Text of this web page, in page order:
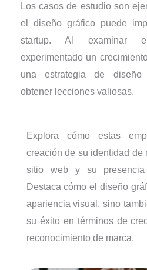
Los casos de estudio son
el diseño gráfico puede
startup. Al examinar
experimentado un
una estrategia de diseño
obtener lecciones valiosas.
Explora cómo estas
creación de su identidad de
sitio web y su
Destaca cómo el diseño
apariencia visual, sino
su éxito en términos de
reconocimiento de marca.